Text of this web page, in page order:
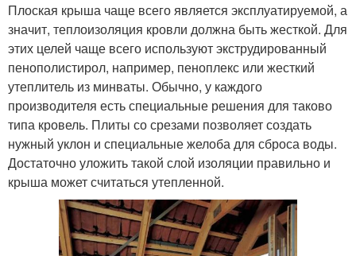
Плоская крыша чаще всего является эксплуатируемой, а
значит, теплоизоляция кровли должна быть жесткой. Для
этих целей чаще всего используют экструдированный
пенополистирол, например, пеноплекс или жесткий
утеплитель из минваты. Обычно, у каждого
производителя есть специальные решения для таково
типа кровель. Плиты со срезами позволяет создать
нужный уклон и специальные желоба для сброса воды.
Достаточно уложить такой слой изоляции правильно и
крыша может считаться утепленной.